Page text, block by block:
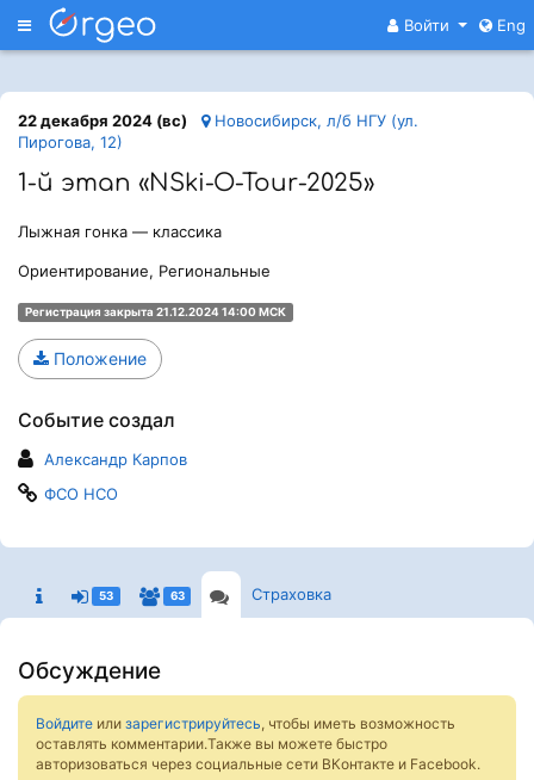
Меню Войти Eng
22 декабря 2024 (вс)
Новосибирск, л/б НГУ (ул.
Пирогова, 12)
1-й этап «NSki-O-Tour-2025»
Лыжная гонка — классика
Ориентирование, Региональные
Регистрация закрыта 21.12.2024 14:00 МСК
Положение
Событие создал
Александр Карпов
ФСО НСО
53 63 Страховка
Обсуждение
Войдите или зарегистрируйтесь, чтобы иметь возможность
оставлять комментарии.Также вы можете быстро
авторизоваться через социальные сети ВКонтакте и Facebook.